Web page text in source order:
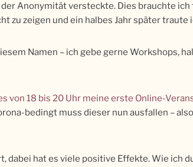
Anonymität versteckte. Dies brauchte
zu zeigen und ein halbes Jahr später traute
Namen – ich gebe gerne Workshops,
von 18 bis 20 Uhr meine erste Online-
bedingt muss dieser nun ausfallen –
hat es viele positive Effekte. Wie ich